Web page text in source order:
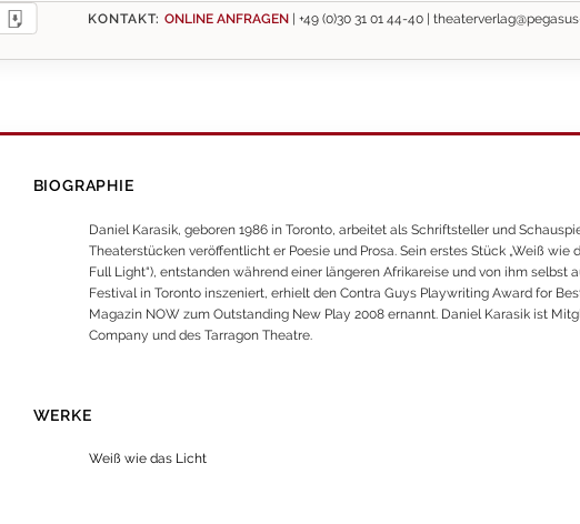
KONTAKT: ONLINE ANFRAGEN |+49 (0)30 31 01 44-40 |
BIOGRAPHIE
Daniel Karasik, geboren 1986 in Toronto, arbeitet als Schriftsteller und
Theaterstücken veröffentlicht er Poesie und Prosa. Sein erstes Stück „Weiß wie
Full Light“), entstanden während einer längeren Afrikareise und von ihm selbst
Festival in Toronto inszeniert, erhielt den Contra Guys Playwriting Award for
Magazin NOW zum Outstanding New Play 2008 ernannt. Daniel Karasik ist
Company und des Tarragon Theatre.
WERKE
Weiß wie das Licht